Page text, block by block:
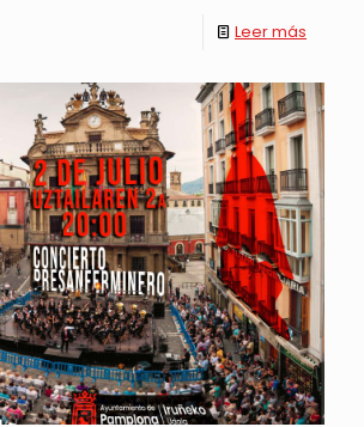
Leer más